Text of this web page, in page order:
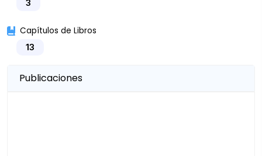
3
Capítulos de Libros
13
Publicaciones